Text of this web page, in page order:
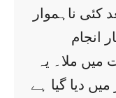
کئی ناہموار
انجام
میں ملا۔ یہ
میں دیا گیا ہے